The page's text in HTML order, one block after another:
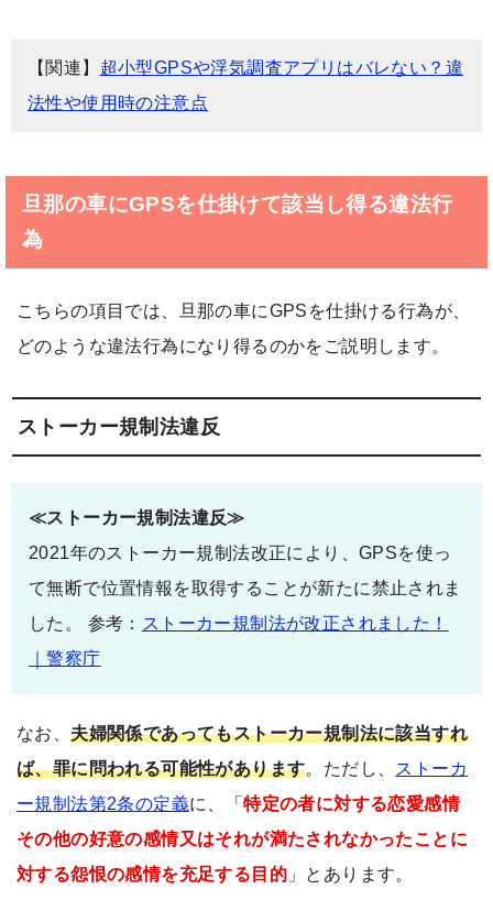
【関連】 超小型GPSや浮気調査アプリはバレない？違
法性や使用時の注意点
旦那の車にGPSを仕掛けて該当し得る違法行
為
こちらの項目では、旦那の車にGPSを仕掛ける行為が、
どのような違法行為になり得るのかをご説明します。
ストーカー規制法違反
≪ストーカー規制法違反≫
2021年のストーカー規制法改正により、GPSを使っ
て無断で位置情報を取得することが新たに禁止されま
した。 参考： ストーカー規制法が改正されました！
｜警察庁
なお、夫婦関係であってもストーカー規制法に該当すれ
ば、罪に問われる可能性があります。ただし、 ストーカ
ー規制法第2条の定義に、「特定の者に対する恋愛感情
その他の好意の感情又はそれが満たされなかったことに
対する怨恨の感情を充足する目的 」とあります。